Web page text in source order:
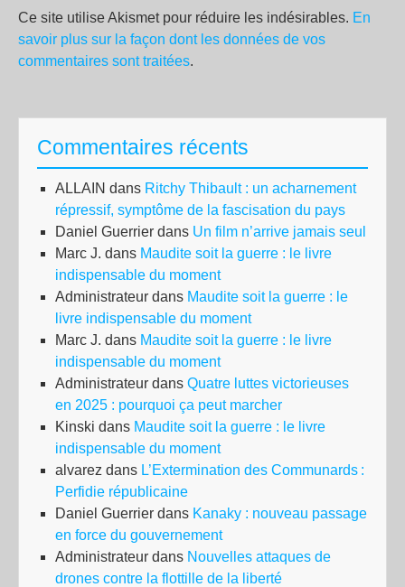
Ce site utilise Akismet pour réduire les indésirables. En
savoir plus sur la façon dont les données de vos
commentaires sont traitées.
Commentaires récents
ALLAIN dans Ritchy Thibault : un acharnement
répressif, symptôme de la fascisation du pays
Daniel Guerrier dans Un film n’arrive jamais seul
Marc J. dans Maudite soit la guerre : le livre
indispensable du moment
Administrateur dans Maudite soit la guerre : le
livre indispensable du moment
Marc J. dans Maudite soit la guerre : le livre
indispensable du moment
Administrateur dans Quatre luttes victorieuses
en 2025 : pourquoi ça peut marcher
Kinski dans Maudite soit la guerre : le livre
indispensable du moment
alvarez dans L’Extermination des Communards :
Perfidie républicaine
Daniel Guerrier dans Kanaky : nouveau passage
en force du gouvernement
Administrateur dans Nouvelles attaques de
drones contre la flottille de la liberté